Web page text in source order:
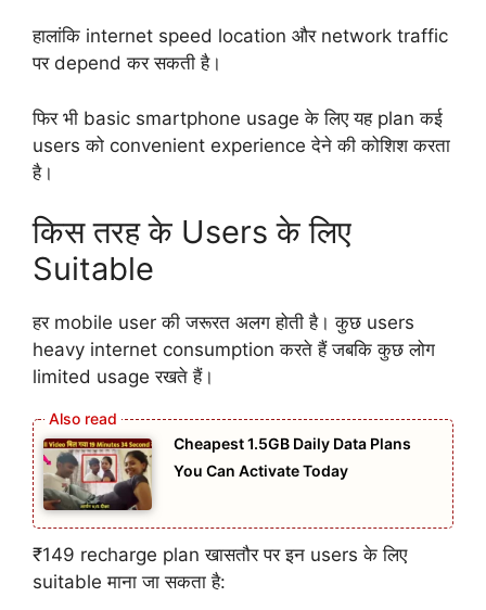
हालांकि internet speed location और network traffic
पर depend कर सकती है।
फिर भी basic smartphone usage के लिए यह plan कई
users को convenient experience देने की कोशिश करता
है।
किस तरह के Users के लिए
Suitable
हर mobile user की जरूरत अलग होती है। कुछ users
heavy internet consumption करते हैं जबकि कुछ लोग
limited usage रखते हैं।
Cheapest 1.5GB Daily Data Plans
You Can Activate Today
₹149 recharge plan खासतौर पर इन users के लिए
suitable माना जा सकता है: